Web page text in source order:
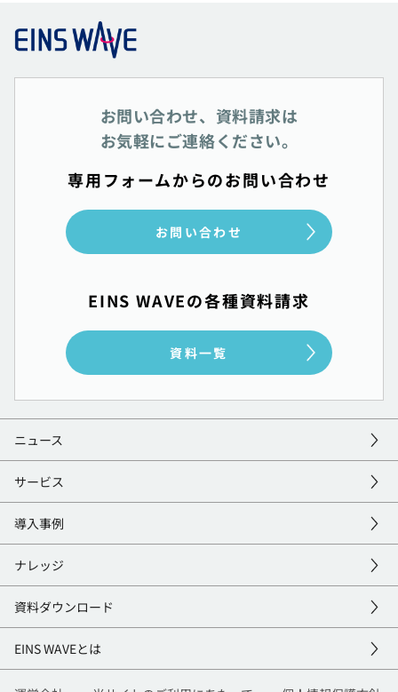
お問い合わせ、資料請求は
お気軽にご連絡ください。
専用フォームからのお問い合わせ
お問い合わせ
EINS WAVEの各種資料請求
資料一覧
ニュース
サービス
導入事例
ナレッジ
資料ダウンロード
EINSWAVEとは